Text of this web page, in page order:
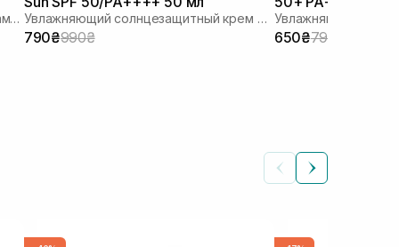
Солнцезащитный лосьон с липосомами на стабильных фильтрах Увлажняющий солнцезащитный крем для лица с гиалуроновой кислотой
790₴990₴
650₴790₴